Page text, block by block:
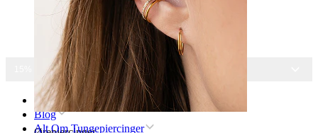
15% RABAT PÅ ALLE SMYKKER
Forsiden
Blog
Alt Om Tungepiercinger